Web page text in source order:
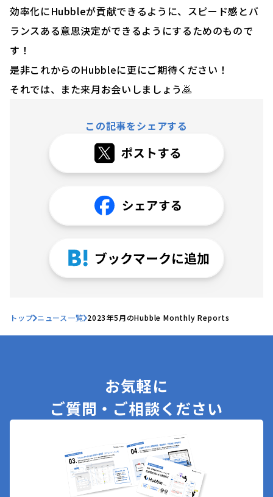
効率化にHubbleが貢献できるように、スピード感とバ
ランスある意思決定ができるようにするためのもので
す！
是非これからのHubbleに更にご期待ください！
それでは、また来月お会いしましょう🙇
この記事をシェアする
トップ ニュース一覧 2023年5月のHubble Monthly Reports
お気軽に
ご質問・ご相談ください